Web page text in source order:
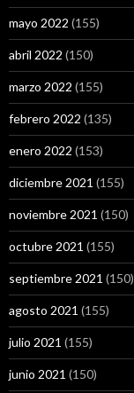
mayo 2022 (155)
abril 2022 (150)
marzo 2022 (155)
febrero 2022 (135)
enero 2022 (153)
diciembre 2021 (155)
noviembre 2021 (150)
octubre 2021 (155)
septiembre 2021 (150)
agosto 2021 (155)
julio 2021 (155)
junio 2021 (150)